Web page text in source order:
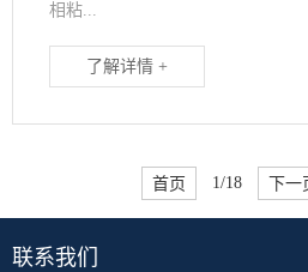
相粘...
了解详情 +
首页 1/18 下一
联系我们